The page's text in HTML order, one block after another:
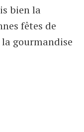
bien la
fêtes de
gourmandise